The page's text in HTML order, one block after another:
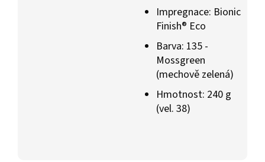
Impregnace: Bionic
Finish® Eco
Barva: 135 -
Mossgreen
(mechově zelená)
Hmotnost: 240 g
(vel. 38)